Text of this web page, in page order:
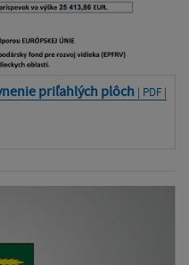
priľahlých plôch | PDF |